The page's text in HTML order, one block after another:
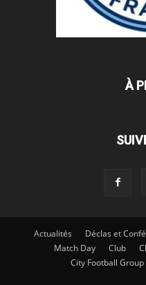
À
Actualités Déclas et
Match Day
Club
City Football Group